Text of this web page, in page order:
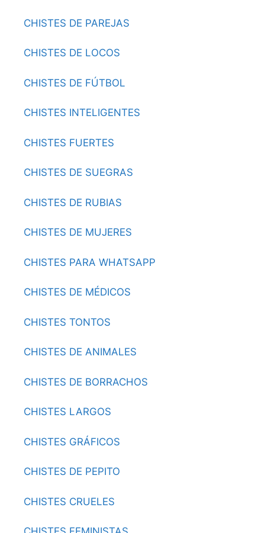
CHISTES DE PAREJAS
CHISTES DE LOCOS
CHISTES DE FÚTBOL
CHISTES INTELIGENTES
CHISTES FUERTES
CHISTES DE SUEGRAS
CHISTES DE RUBIAS
CHISTES DE MUJERES
CHISTES PARA WHATSAPP
CHISTES DE MÉDICOS
CHISTES TONTOS
CHISTES DE ANIMALES
CHISTES DE BORRACHOS
CHISTES LARGOS
CHISTES GRÁFICOS
CHISTES DE PEPITO
CHISTES CRUELES